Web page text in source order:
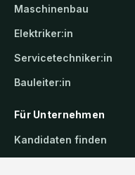
Maschinenbau
Elektriker:in
Servicetechniker:in
Bauleiter:in
Für Unternehmen
Kandidaten finden